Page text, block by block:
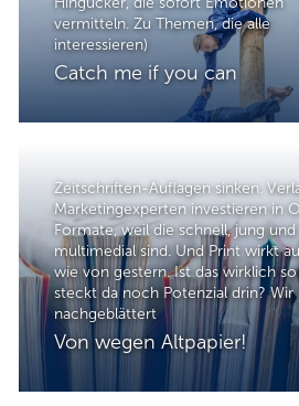
vermitteln. Zu Themen, die alle
interessieren)
Catch me if you can
Zeitschriften-Auflagen sinken.
Marketingexperten investieren in
Formate, weil die schnell, jung und
multimedial sind. Und Print wirkt
wie von gestern. Ist das wirklich
steckt da noch Potenzial drin? Wir
nachgeblättert
Von wegen Altpapier!